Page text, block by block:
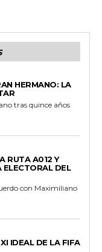
HERMANO: LA
tras quince años
RUTA A012 Y
ELECTORAL DEL
con Maximiliano
IDEAL DE LA FIFA